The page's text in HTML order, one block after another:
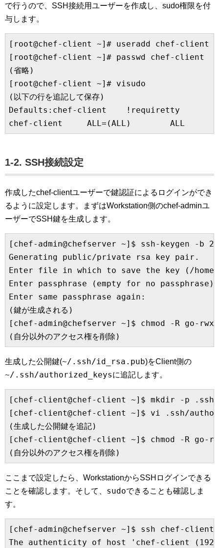
で行うので、SSH接続用ユーザーを作成し、sudo権限を付
与します。
[root@chef-client ~]# useradd chef-client
[root@chef-client ~]# passwd chef-client
(省略)
[root@chef-client ~]# visudo
(以下の行を追記して保存)
Defaults:chef-client    !requiretty
1-2. SSH接続設定
作成したchef-clientユーザーで鍵認証によるログインができ
るように設定します。まずはWorkstation側のchef-adminユ
ーザーでSSH鍵を生成します。
[chef-admin@chefserver ~]$ ssh-keygen -b
Generating public/private rsa key pair.
Enter file in which to save the key (/
Enter passphrase (empty for no passphrase):
Enter same passphrase again:
(鍵が生成される)
[chef-admin@chefserver ~]$ chmod -R go-
生成した公開鍵(~/.ssh/id_rsa.pub)をClient側の
~/.ssh/authorized_keysに追記します。
[chef-client@chef-client ~]$ mkdir -p .ssh
[chef-client@chef-client ~]$ vi .ssh/
(生成した公開鍵を追記)
[chef-client@chef-client ~]$ chmod -R go-
ここまで設定したら、WorkstationからSSHログインできる
ことを確認します。そして、 sudoできることも確認しま
す。
[chef-admin@chefserver ~]$ ssh chef-
The authenticity of host 'chef-client